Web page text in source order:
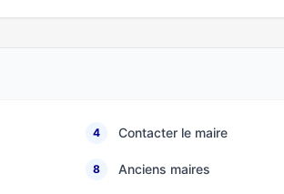
4 Contacter le maire
8 Anciens maires